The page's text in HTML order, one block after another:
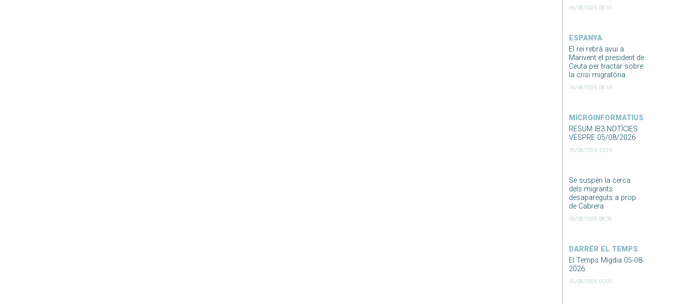
06/08/2026 08:41
ESPANYA
El rei rebrà avui a
Marivent el president de
Ceuta per tractar sobre
la crisi migratòria
06/08/2026 08:43
MICROINFORMATIUS
RESUM IB3 NOTÍCIES
VESPRE 05/08/2026
05/08/2026 10:20
Se suspèn la cerca
dels migrants
desapareguts a prop
de Cabrera
06/08/2026 08:39
DARRER EL TEMPS
El Temps Migdia 05-08-
2026
05/08/2026 05:00